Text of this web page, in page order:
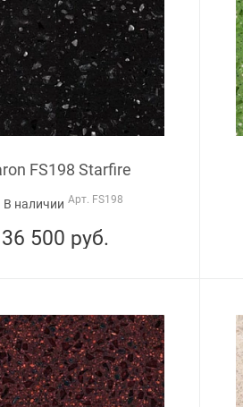
FS198 Starfire
В наличии Арт. FS198
36 500 руб.